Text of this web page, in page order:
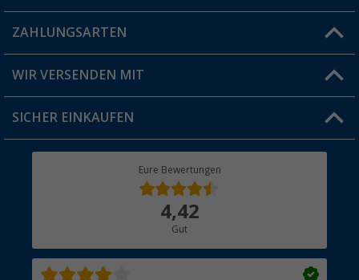
Blog
Jobs & Karriere
FAQ & Kontakt
Versandinformationen
Rücksendung
ZAHLUNGSARTEN
WIR VERSENDEN MIT
SICHER EINKAUFEN
Eure Bewertungen
4,42
Gut